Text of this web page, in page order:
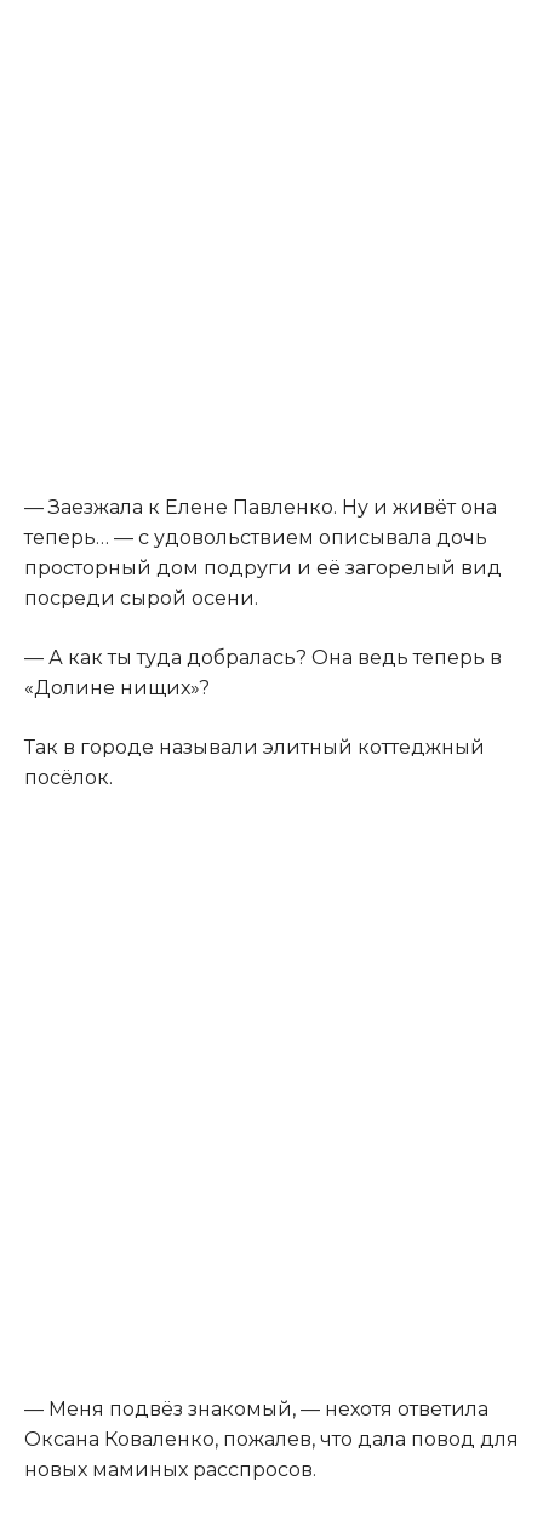
— Заезжала к Елене Павленко. Ну и живёт она
теперь… — с удовольствием описывала дочь
просторный дом подруги и её загорелый вид
посреди сырой осени.
— А как ты туда добралась? Она ведь теперь в
«Долине нищих»?
Так в городе называли элитный коттеджный
посёлок.
— Меня подвёз знакомый, — нехотя ответила
Оксана Коваленко, пожалев, что дала повод для
новых маминых расспросов.